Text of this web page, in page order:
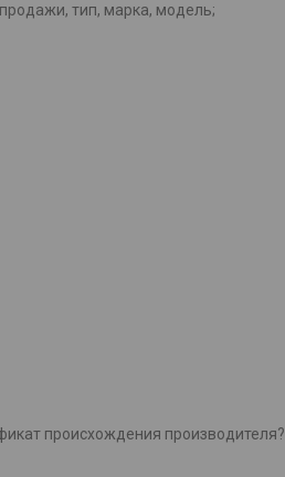
тип, марка, модель;
происхождения производителя?